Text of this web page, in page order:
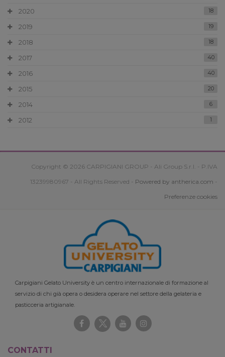
2020 18
2019 19
2018 18
2017 40
2016 40
2015 20
2014 6
2012 1
Copyright © 2026 CARPIGIANI GROUP - Ali Group S.r.l. - P.IVA
13239980967 - All Rights Reserved - Powered by antherica.com -
Preferenze cookies
Carpigiani Gelato University è un centro internazionale di formazione al
servizio di chi già opera o desidera operare nel settore della gelateria e
pasticceria artigianale.
CONTATTI